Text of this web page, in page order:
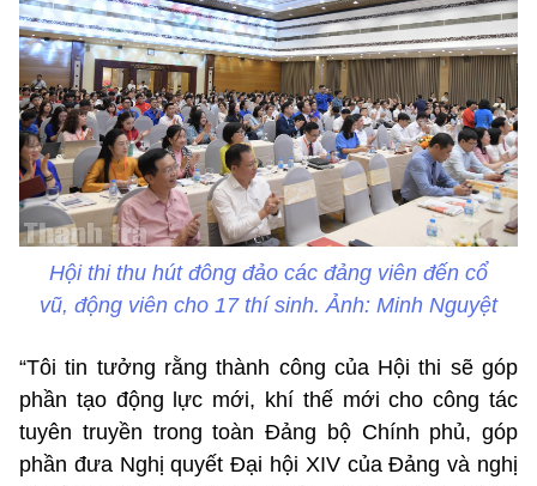
Hội thi thu hút đông đảo các đảng viên đến cổ
vũ, động viên cho 17 thí sinh. Ảnh: Minh Nguyệt
“Tôi tin tưởng rằng thành công của Hội thi sẽ góp
phần tạo động lực mới, khí thế mới cho công tác
tuyên truyền trong toàn Đảng bộ Chính phủ, góp
phần đưa Nghị quyết Đại hội XIV của Đảng và nghị